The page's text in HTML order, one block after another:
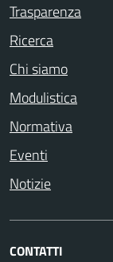
Trasparenza
Ricerca
Chi siamo
Modulistica
Normativa
Eventi
Notizie
CONTATTI